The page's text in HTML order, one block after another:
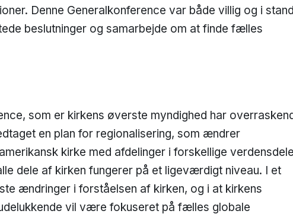
Denne Generalkonference var både villig og i
beslutninger og samarbejde om at finde fælles
som er kirkens øverste myndighed har
en plan for regionalisering, som ændrer
kirke med afdelinger i forskellige
dele af kirken fungerer på et ligeværdigt niveau. I et
ændringer i forståelsen af kirken, og i at kirkens
vil være fokuseret på fælles globale